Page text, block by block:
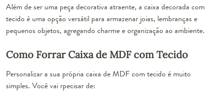
Além de ser uma peça decorativa atraente, a caixa decorada com
tecido é uma opção versátil para armazenar joias, lembranças e
pequenos objetos, agregando charme e organização ao ambiente.
Como Forrar Caixa de MDF com Tecido
Personalizar a sua própria caixa de MDF com tecido é muito
simples. Você vai rpecisar de: